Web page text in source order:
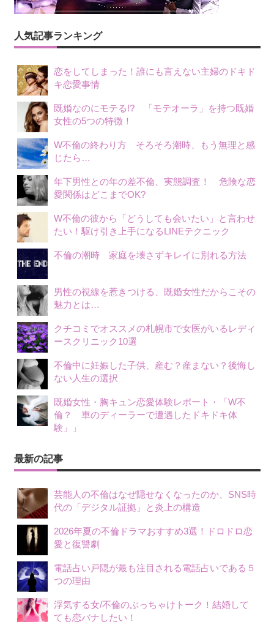
人気記事ランキング
恋をしてしまった！誰にも言えない主婦のドキド
キ恋愛事情
既婚なのにモテる!? 「モテオーラ」を持つ既婚
女性の5つの特徴！
W不倫の終わり方 そろそろ潮時、もう無理と感
じたら…
年下男性との年の差不倫、実態調査！ 危険な恋
愛関係はどこまでOK?
W不倫の彼から「どうしても会いたい」と言わせ
たい！駆け引き上手になるLINEテクニック
不倫の潮時 家庭を壊さずキレイに別れる方法
男性の視線を惹きつける、既婚女性だからこその
魅力とは…
クチコミでオススメの札幌市で女医がいるレディ
ースクリニック10選
不倫中に妊娠した子供、産む？産まない？後悔し
ない人生の選択
既婚女性・胸キュン恋愛体験レポート・「W不
倫？ 車のディーラーで遭遇したドキドキ体
験」」
最新の記事
芸能人の不倫はなぜ隠せなくなったのか、SNS時
代の「デジタル証拠」と炎上の構造
2026年夏の不倫ドラマおすすめ3選！ドロドロ恋
愛と復讐劇
電話占い戸隠が最も注目される電話占いである５
つの理由
浮気する女/不倫のぶっちゃけトーク！結婚して
ても恋バナしたい！